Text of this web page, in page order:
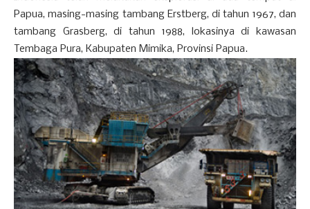
Papua, masing-masing tambang Erstberg, di tahun 1967, dan
tambang Grasberg, di tahun 1988, lokasinya di kawasan
Tembaga Pura, Kabupaten Mimika, Provinsi Papua.